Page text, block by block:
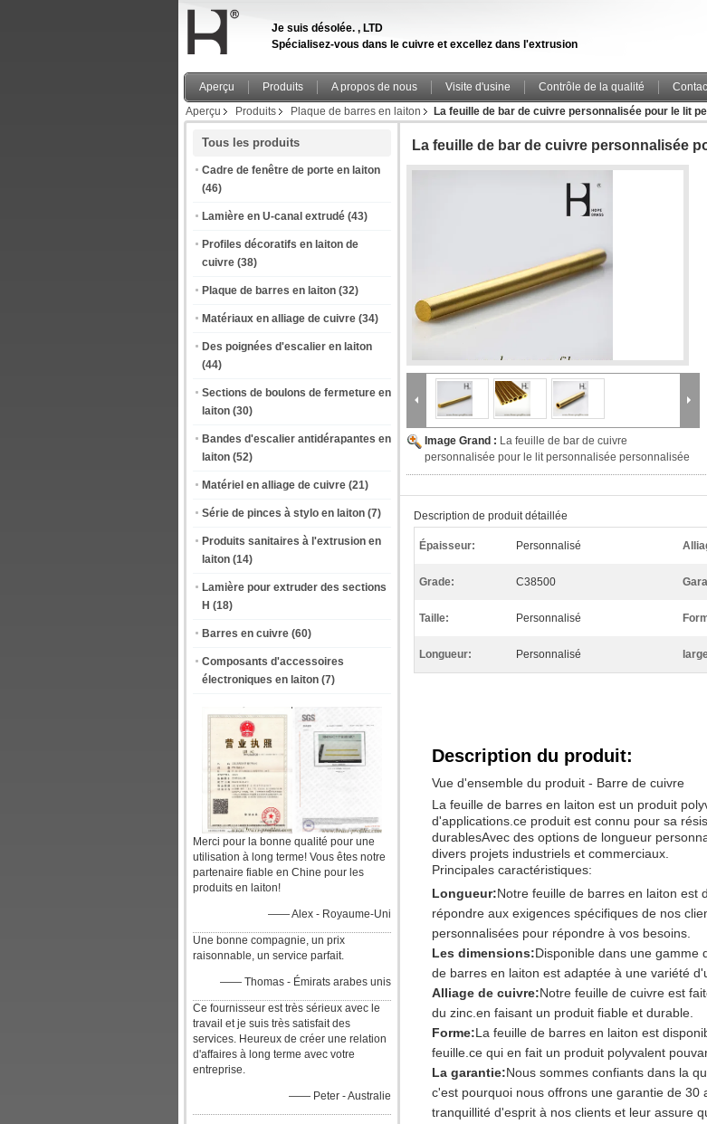
Je suis désolée. , LTD
Spécialisez-vous dans le cuivre et excellez dans l'extrusion
Aperçu Produits A propos de nous Visite d'usine Contrôle de la qualité
Aperçu
Produits Plaque de barres en laiton La feuille de bar de cuivre personnalisée pour le lit
Tous les produits
Cadre de fenêtre de porte en laiton
(46)
Lamière en U-canal extrudé (43)
Profiles décoratifs en laiton de
cuivre (38)
Plaque de barres en laiton (32)
Matériaux en alliage de cuivre (34)
Des poignées d'escalier en laiton
(44)
Sections de boulons de fermeture en
laiton (30)
Bandes d'escalier antidérapantes en
laiton (52)
Matériel en alliage de cuivre (21)
Série de pinces à stylo en laiton (7)
Produits sanitaires à l'extrusion en
laiton (14)
Lamière pour extruder des sections
H (18)
Barres en cuivre (60)
Composants d'accessoires
électroniques en laiton (7)
Merci pour la bonne qualité pour une
utilisation à long terme! Vous êtes notre
partenaire fiable en Chine pour les
produits en laiton!
—— Alex - Royaume-Uni
Une bonne compagnie, un prix
raisonnable, un service parfait.
—— Thomas - Émirats arabes unis
Ce fournisseur est très sérieux avec le
travail et je suis très satisfait des
services. Heureux de créer une relation
d'affaires à long terme avec votre
entreprise.
—— Peter - Australie
La feuille de bar de cuivre personnalisée
Image Grand : La feuille de bar de cuivre
personnalisée pour le lit personnalisée personnalisée
Description de produit détaillée
Épaisseur: Personnalisé
Grade: C38500
Taille: Personnalisé
Longueur: Personnalisé
Description du produit:
Vue d'ensemble du produit - Barre de cuivre
La feuille de barres en laiton est un produit
d'applications.ce produit est connu pour sa
durablesAvec des options de longueur
divers projets industriels et commerciaux.
Principales caractéristiques:
Longueur:Notre feuille de barres en laiton est
répondre aux exigences spécifiques de nos
personnalisées pour répondre à vos besoins.
Les dimensions:Disponible dans une gamme
de barres en laiton est adaptée à une variété
Alliage de cuivre:Notre feuille de cuivre est
du zinc.en faisant un produit fiable et durable.
Forme:La feuille de barres en laiton est
feuille.ce qui en fait un produit polyvalent
La garantie:Nous sommes confiants dans la
c'est pourquoi nous offrons une garantie de
tranquillité d'esprit à nos clients et leur assure